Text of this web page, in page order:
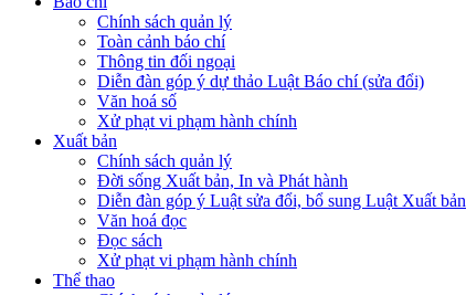
Chính sách quản lý
Toàn cảnh báo chí
Thông tin đối ngoại
Diễn đàn góp ý dự thảo Luật Báo chí (sửa đổi)
Văn hoá số
Xử phạt vi phạm hành chính
Xuất bản
Chính sách quản lý
Đời sống Xuất bản, In và Phát hành
Diễn đàn góp ý Luật sửa đổi, bổ sung Luật Xuất bản
Văn hoá đọc
Đọc sách
Xử phạt vi phạm hành chính
Thể thao